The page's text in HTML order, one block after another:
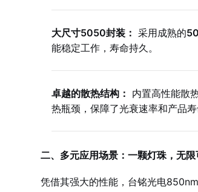
大尺寸5050封装： 采用成熟的
能稳定工作，寿命持久。
卓越的散热结构： 内置高性能散
热瓶颈，保障了光衰速率和产品寿
二、多元应用场景：一颗灯珠，无
凭借其强大的性能，台铭光电